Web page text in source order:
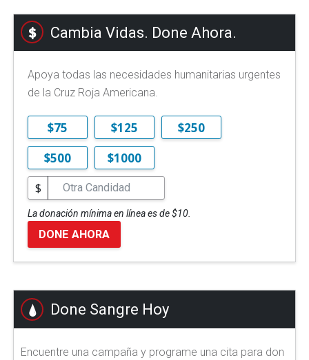
Cambia Vidas. Done Ahora.
Apoya todas las necesidades humanitarias urgentes
de la Cruz Roja Americana.
$75 $125
$250
$500
$1000
$
La donación mínima en línea es de $10.
DONE AHORA
Done Sangre Hoy
Encuentre una campaña y programe una cita para don